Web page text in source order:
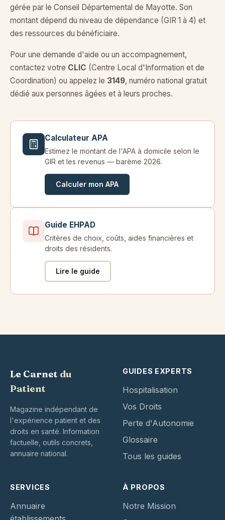
gérée par le Conseil Départemental de Mayotte. Son
montant dépend du niveau de dépendance (GIR 1 à 4) et
des ressources du bénéficiaire.
Pour une demande d'aide ou un accompagnement,
contactez votre CLIC (Centre Local d'Information et de
Coordination) ou appelez le 3149, numéro national gratuit
dédié aux personnes âgées et à leurs proches.
Calculateur APA
Estimez le montant de l'APA à domicile selon le
GIR et les revenus — barème 2026.
Calculer mon APA
Guide EHPAD
Critères de choix, coûts, aides financières et
droits des résidents.
Lire le guide
Le Carnet du
Patient
Magazine indépendant de
l'expérience patient et des
droits en santé. Information
factuelle, outils concrets,
annuaire national.
GUIDES EXPERTS
Hospitalisation
Vos Droits
Perte d'Autonomie
Glossaire
Tous les guides
SERVICES
Annuaire
À PROPOS
Notre Mission